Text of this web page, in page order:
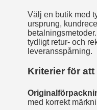
Välj en butik med
ursprung,
tydligt retur- och
leveransspårning.
Kriterier för
med korrekt